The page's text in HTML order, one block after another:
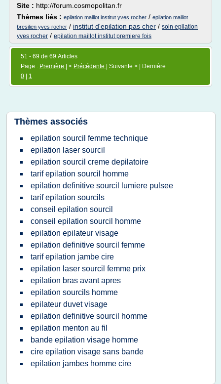
Site : http://forum.cosmopolitan.fr
Thèmes liés : epilation maillot institut yves rocher / epilation maillot
bresilien yves rocher / institut d'epilation pas cher / soin epilation
yves rocher / epilation maillot institut premiere fois
51 - 69 de 69 Articles
Page : Première | < Précédente
| Suivante > | Dernière
0
1
Thèmes associés
epilation sourcil femme technique
epilation laser sourcil
epilation sourcil creme depilatoire
tarif epilation sourcil homme
epilation definitive sourcil lumiere pulsee
tarif epilation sourcils
conseil epilation sourcil
conseil epilation sourcil homme
epilation epilateur visage
epilation definitive sourcil femme
tarif epilation jambe cire
epilation laser sourcil femme prix
epilation bras avant apres
epilation sourcils homme
epilateur duvet visage
epilation definitive sourcil homme
epilation menton au fil
bande epilation visage homme
cire epilation visage sans bande
epilation jambes homme cire